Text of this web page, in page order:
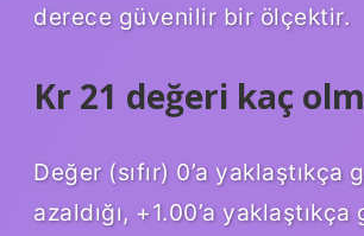
derece güvenilir bir ölçektir.
Kr 21 değeri kaç
Değer (sıfır) 0’a yaklaştıkça
azaldığı, +1.00’a